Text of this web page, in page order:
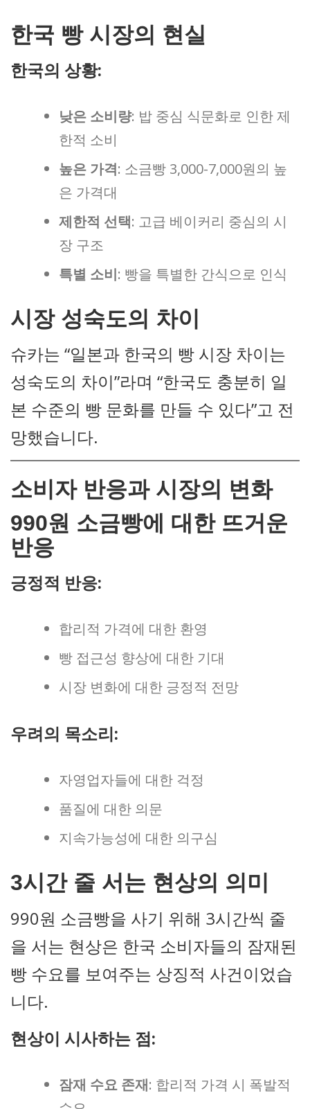
한국 빵 시장의 현실
한국의 상황:
낮은 소비량: 밥 중심 식문화로 인한 제
한적 소비
높은 가격: 소금빵 3,000-7,000원의 높
은 가격대
제한적 선택: 고급 베이커리 중심의 시
장 구조
특별 소비: 빵을 특별한 간식으로 인식
시장 성숙도의 차이
슈카는 “일본과 한국의 빵 시장 차이는
성숙도의 차이”라며 “한국도 충분히 일
본 수준의 빵 문화를 만들 수 있다”고 전
망했습니다.
소비자 반응과 시장의 변화
990원 소금빵에 대한 뜨거운
반응
긍정적 반응:
합리적 가격에 대한 환영
빵 접근성 향상에 대한 기대
시장 변화에 대한 긍정적 전망
우려의 목소리:
자영업자들에 대한 걱정
품질에 대한 의문
지속가능성에 대한 의구심
3시간 줄 서는 현상의 의미
990원 소금빵을 사기 위해 3시간씩 줄
을 서는 현상은 한국 소비자들의 잠재된
빵 수요를 보여주는 상징적 사건이었습
니다.
현상이 시사하는 점:
잠재 수요 존재: 합리적 가격 시 폭발적